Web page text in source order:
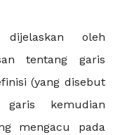
oleh
tentang garis
(yang disebut
kemudian
mengacu pada